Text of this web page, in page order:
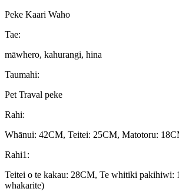
Peke Kaari Waho
Tae:
māwhero, kahurangi, hina
Taumahi:
Pet Traval peke
Rahi:
Whānui: 42CM, Teitei: 25CM, Matotoru:
Rahi1:
Teitei o te kakau: 28CM, Te whitiki pakihiwi:
whakarite)